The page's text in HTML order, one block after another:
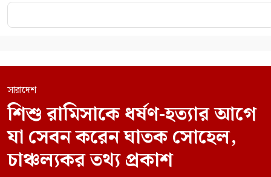
সারাদেশ
শিশু রামিসাকে ধর্ষণ-হত্যার আগে
যা সেবন করেন ঘাতক সোহেল,
চাঞ্চল্যকর তথ্য প্রকাশ